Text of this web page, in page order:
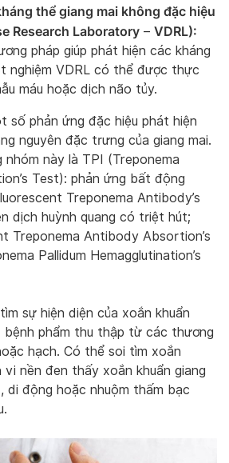
thể giang mai không đặc hiệu
Research Laboratory – VDRL):
pháp giúp phát hiện các kháng
nghiệm VDRL có thể được thực
máu hoặc dịch não tủy.
số phản ứng đặc hiệu phát hiện
nguyên đặc trưng của giang mai.
này là TPI (Treponema
Test): phản ứng bất động
Treponema Antibody’s
dịch huỳnh quang có triệt hút;
Treponema Antibody Absortion’s
Pallidum Hemagglutination’s
sự hiện diện của xoắn khuẩn
bệnh phẩm thu thập từ các thương
hạch. Có thể soi tìm xoắn
vi nền đen thấy xoắn khuẩn giang
di động hoặc nhuộm thấm bạc